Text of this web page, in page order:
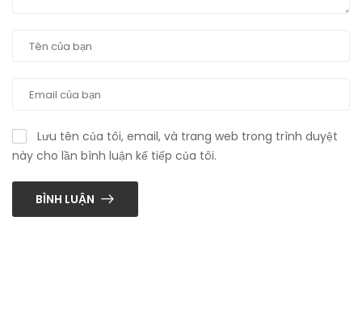
Lưu tên của tôi, email, và trang web trong trình duyệt
này cho lần bình luận kế tiếp của tôi.
BÌNH LUẬN